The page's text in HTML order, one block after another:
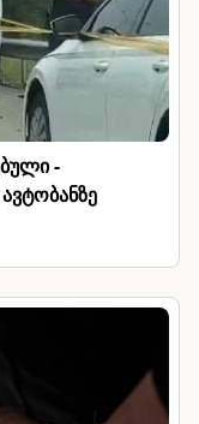
-